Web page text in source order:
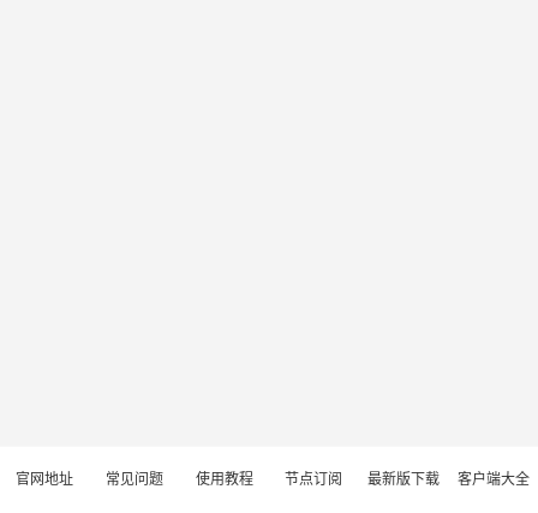
官网地址 常见问题 使用教程 节点订阅 最新版下载 客户端大全